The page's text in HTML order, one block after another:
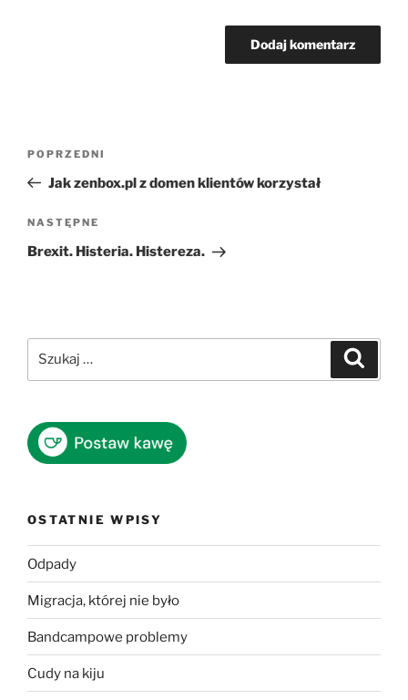
Poprzedni
wpis
POPRZEDNI
Jak zenbox.pl z domen klientów korzystał
Następny
wpis
NASTĘPNE
Brexit. Histeria. Histereza.
OSTATNIE WPISY
Odpady
Migracja, której nie było
Bandcampowe problemy
Cudy na kiju